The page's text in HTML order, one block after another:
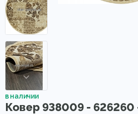
в наличии
Ковер 938009 - 626260